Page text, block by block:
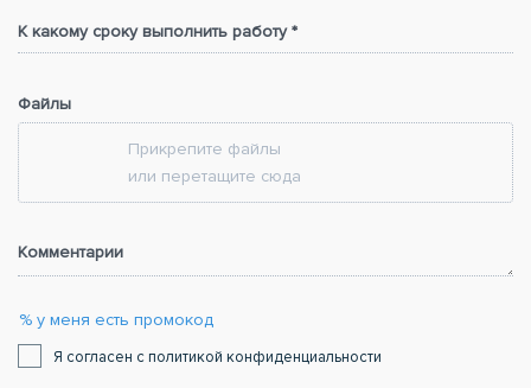
К какому сроку выполнить работу *
Файлы
Прикрепите файлы
или перетащите сюда
Комментарии
% у меня есть промокод
Я согласен с политикой конфиденциальности